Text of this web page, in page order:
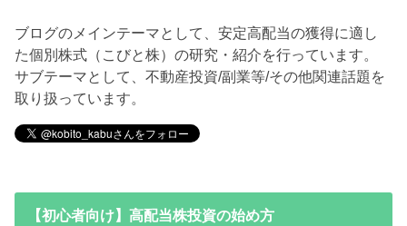
ブログのメインテーマとして、安定高配当の獲得に適し
た個別株式（こびと株）の研究・紹介を行っています。
サブテーマとして、不動産投資/副業等/その他関連話題を
取り扱っています。
【初心者向け】高配当株投資の始め方